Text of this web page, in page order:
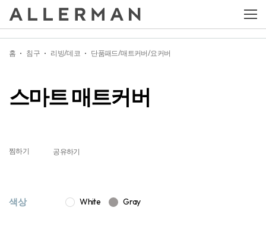
홈 침구 리빙/데코 단품패드/매트커버/요커버
스마트 매트커버
찜하기 공유하기
스마트 매트커버
색상 White Gray